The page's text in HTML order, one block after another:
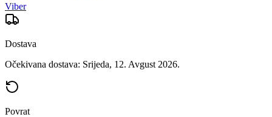
Viber
Dostava
Očekivana dostava: Srijeda, 12. Avgust 2026.
Povrat